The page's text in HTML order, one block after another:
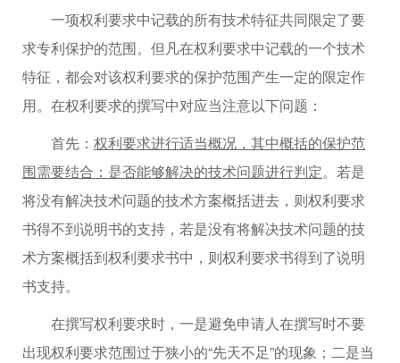
一项权利要求中记载的所有技术特征共同限定了要
求专利保护的范围。但凡在权利要求中记载的一个技术
特征，都会对该权利要求的保护范围产生一定的限定作
用。在权利要求的撰写中对应当注意以下问题：
首先： 权利要求进行适当概况，其中概括的保护范
围需要结合：是否能够解决的技术问题进行判定。若是
将没有解决技术问题的技术方案概括进去，则权利要求
书得不到说明书的支持，若是没有将解决技术问题的技
术方案概括到权利要求书中，则权利要求书得到了说明
书支持。
在撰写权利要求时，一是避免申请人在撰写时不要
出现权利要求范围过于狭小的“先天不足”的现象；二是当